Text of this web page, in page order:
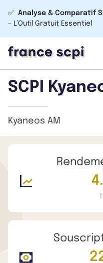
✅ Analyse & Comparatif
- L’Outil Gratuit Essentiel
SCPI
Kyaneos AM